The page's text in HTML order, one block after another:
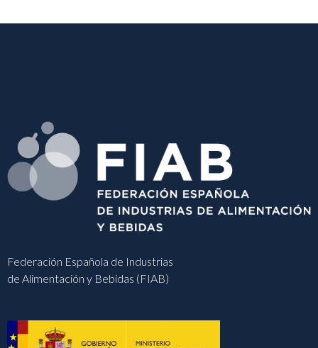
Federación Española de Industrias
de Alimentación y Bebidas (FIAB)